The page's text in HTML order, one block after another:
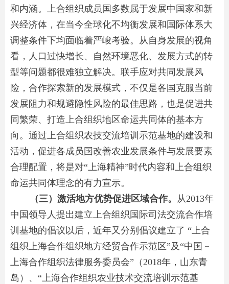
和内涵。上合组织成员国多数属于发展中国家和新
兴经济体，在当今全球化不均衡发展和国际体系大
调整条件下均面临着严峻考验。从自身发展的视角
看，人口过快增长、自然环境恶化、发展方式的转
型等问题都很难独立解决。联手应对共同发展风
险，合作探索新的发展模式，不仅是各国克服当前
发展阻力和规避隐性风险的最佳思路，也是促进共
同繁荣、打造上合组织地区命运共同体的基本方
向。通过上合组织农技交流培训示范基地的建设和
活动，促进各成员国改善农业发展条件与发展要素
合理配置，将是对“上海精神”时代内容和上合组织
命运共同体理念的有力宣示。
（三）激活地方优势促进区域合作。 从2013年
中国领导人提出建立上合组织国际司法交流合作培
训基地的倡议以后，近年又分别倡议建立了 “上合
组织上海合作组织地方经贸合作示范区”及“中国－
上海合作组织法律服务委员会”（2018年，山东青
岛）、“上海合作组织农业技术交流培训示范基